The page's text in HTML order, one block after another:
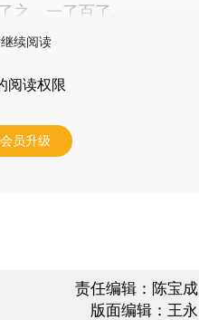
之、一了百了。
续阅读
阅读权限
员升级
责任编辑：陈宝成
版面编辑：王永